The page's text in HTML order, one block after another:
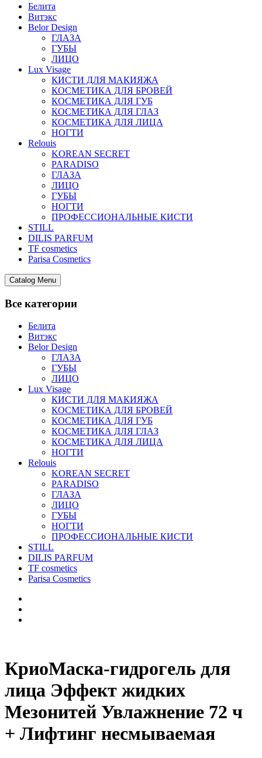
Белита
Витэкс
Belor Design
ГЛАЗА
ГУБЫ
ЛИЦО
Lux Visage
КИСТИ ДЛЯ МАКИЯЖА
КОСМЕТИКА ДЛЯ БРОВЕЙ
КОСМЕТИКА ДЛЯ ГУБ
КОСМЕТИКА ДЛЯ ГЛАЗ
КОСМЕТИКА ДЛЯ ЛИЦА
НОГТИ
Relouis
KOREAN SECRET
PARADISO
ГЛАЗА
ЛИЦО
ГУБЫ
НОГТИ
ПРОФЕССИОНАЛЬНЫЕ КИСТИ
STILL
DILIS PARFUM
TF cosmetics
Parisa Cosmetics
Catalog Menu
Все категории
Белита
Витэкс
Belor Design
ГЛАЗА
ГУБЫ
ЛИЦО
Lux Visage
КИСТИ ДЛЯ МАКИЯЖА
КОСМЕТИКА ДЛЯ БРОВЕЙ
КОСМЕТИКА ДЛЯ ГУБ
КОСМЕТИКА ДЛЯ ГЛАЗ
КОСМЕТИКА ДЛЯ ЛИЦА
НОГТИ
Relouis
KOREAN SECRET
PARADISO
ГЛАЗА
ЛИЦО
ГУБЫ
НОГТИ
ПРОФЕССИОНАЛЬНЫЕ КИСТИ
STILL
DILIS PARFUM
TF cosmetics
Parisa Cosmetics
КриоМаска-гидрогель для
лица Эффект жидких
Мезонитей Увлажнение 72 ч
+ Лифтинг несмываемая